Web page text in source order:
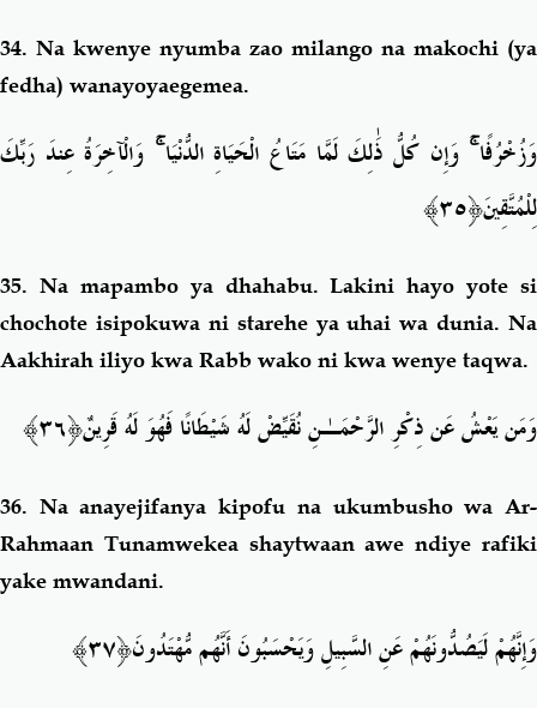
34. Na kwenye nyumba zao milango na makochi (ya
fedha) wanayoyaegemea.
وَزُخْرُفًاۚ وَإِن كُلُّ ذَٰلِكَ لَمَّا مَتَاعُ الْحَيَاةِ الدُّنْيَاۚ وَالْآخِرَةُ عِندَ رَبِّكَ
لِلْمُتَّقِينَ﴿٣٥﴾
35. Na mapambo ya dhahabu. Lakini hayo yote si
chochote isipokuwa ni starehe ya uhai wa dunia. Na
Aakhirah iliyo kwa Rabb wako ni kwa wenye taqwa.
وَمَن يَعْشُ عَن ذِكْرِ الرَّحْمَـٰنِ نُقَيِّضْ لَهُ شَيْطَانًا فَهُوَ لَهُ قَرِينٌ﴿٣٦﴾
36. Na anayejifanya kipofu na ukumbusho wa Ar-
Rahmaan Tunamwekea shaytwaan awe ndiye rafiki
yake mwandani.
وَإِنَّهُمْ لَيَصُدُّونَهُمْ عَنِ السَّبِيلِ وَيَحْسَبُونَ أَنَّهُم مُّهْتَدُونَ﴿٣٧﴾